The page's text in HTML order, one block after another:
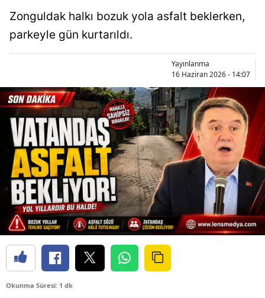
Zonguldak halkı bozuk yola asfalt beklerken,
parkeyle gün kurtarıldı.
Yayınlanma
16 Haziran 2026 - 14:07
Okunma Süresi: 1 dk